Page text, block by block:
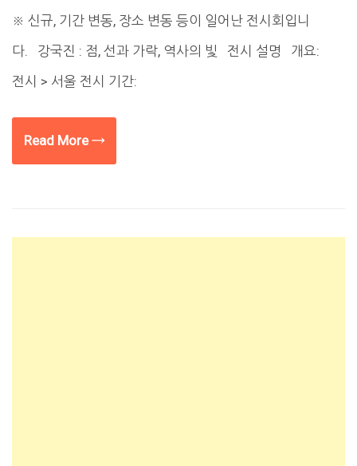
※ 신규, 기간 변동, 장소 변동 등이 일어난 전시회입니
다. 강국진 : 점, 선과 가락, 역사의 빛 전시 설명 개요:
전시 > 서울 전시 기간:
Read More →